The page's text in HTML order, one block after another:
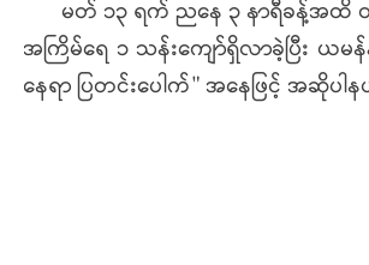
မတ် ၁၃ ရက် ညနေ ၃ နာရီခန့်အ
အကြိမ်ရေ ၁ သန်းကျော်ရှိလာခဲ့ပြီး
နေရာ ပြတင်းပေါက်" အနေဖြင့် အဆို